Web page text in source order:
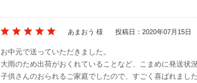
あまおう 様 投稿日：2020年07月15日
お中元で送っていただきました。
大雨のため出荷がおくれていることなど、こまめに発送状
子供さんのおられるご家庭でしたので、すごく喜ばれました